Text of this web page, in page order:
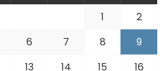
1
2
6 7 8
9
13 14 15
16